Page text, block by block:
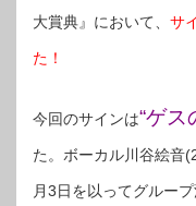
大賞典』において、 サ
た！
今回のサインは“ゲス
た。ボーカル川谷絵音
月3日を以ってグルー